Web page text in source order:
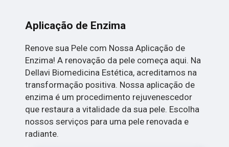
Aplicação de Enzima
Renove sua Pele com Nossa Aplicação de
Enzima! A renovação da pele começa aqui. Na
Dellavi Biomedicina Estética, acreditamos na
transformação positiva. Nossa aplicação de
enzima é um procedimento rejuvenescedor
que restaura a vitalidade da sua pele. Escolha
nossos serviços para uma pele renovada e
radiante.